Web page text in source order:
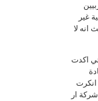
غير
انه لا
اكدت
انكرت
ار